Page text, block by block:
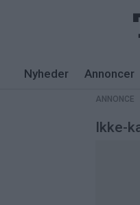
Nyheder Annoncer
ANNONCE
Ikke-